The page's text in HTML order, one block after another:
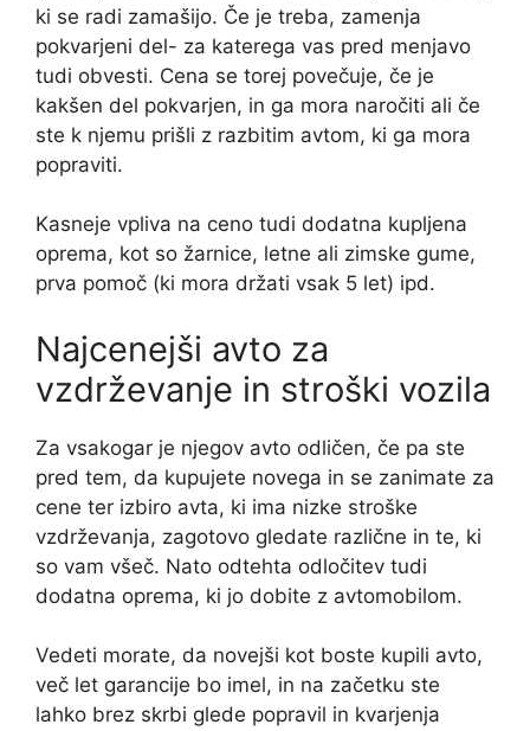
ki se radi zamašijo. Če je treba, zamenja
pokvarjeni del- za katerega vas pred menjavo
tudi obvesti. Cena se torej povečuje, če je
kakšen del pokvarjen, in ga mora naročiti ali če
ste k njemu prišli z razbitim avtom, ki ga mora
popraviti.
Kasneje vpliva na ceno tudi dodatna kupljena
oprema, kot so žarnice, letne ali zimske gume,
prva pomoč (ki mora držati vsak 5 let) ipd.
Najcenejši avto za
vzdrževanje in stroški vozila
Za vsakogar je njegov avto odličen, če pa ste
pred tem, da kupujete novega in se zanimate za
cene ter izbiro avta, ki ima nizke stroške
vzdrževanja, zagotovo gledate različne in te, ki
so vam všeč. Nato odtehta odločitev tudi
dodatna oprema, ki jo dobite z avtomobilom.
Vedeti morate, da novejši kot boste kupili avto,
več let garancije bo imel, in na začetku ste
lahko brez skrbi glede popravil in kvarjenja